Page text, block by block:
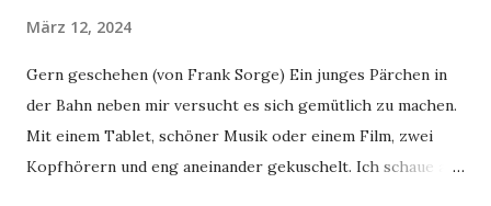
März 12, 2024
Gern geschehen (von Frank Sorge) Ein junges Pärchen in
der Bahn neben mir versucht es sich gemütlich zu machen.
Mit einem Tablet, schöner Musik oder einem Film, zwei
Kopfhörern und eng aneinander gekuschelt. Ich schaue auf